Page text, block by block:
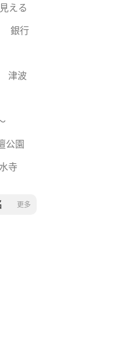
見える
銀行
津波
公園
寺
更多